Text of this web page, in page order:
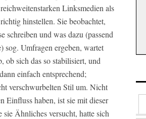
Linksmedien als
hinstellen. Sie beobachtet,
schreiben und was dazu (passend
sog. Umfragen ergeben, wartet
ob sich das so stabilisiert, und
einfach entsprechend;
verschwurbelten Stil um. Nicht
Einfluss haben, ist sie mit dieser
Ähnliches versucht, hatte sich